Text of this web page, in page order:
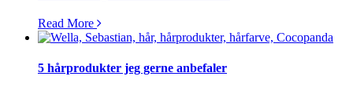
Read More
5 hårprodukter jeg gerne anbefaler